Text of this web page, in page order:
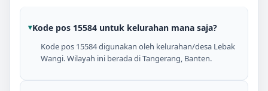
Kode pos 15584 untuk kelurahan mana saja?
Kode pos 15584 digunakan oleh kelurahan/desa Lebak
Wangi. Wilayah ini berada di Tangerang, Banten.